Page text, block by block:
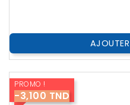
PROMO !
-3,100 TND